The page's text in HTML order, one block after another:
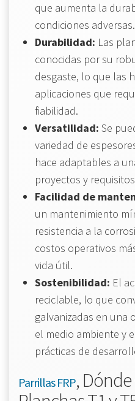
que aumenta la
condiciones adversas.
Durabilidad: Las
conocidas por su
desgaste, lo que las
aplicaciones que
fiabilidad.
Versatilidad: Se
variedad de
hace adaptables a
proyectos y
Facilidad de
un mantenimiento
resistencia a la
costos operativos
vida útil.
Sostenibilidad: El
reciclable, lo que
galvanizadas en una
el medio ambiente y
prácticas de
Parrillas FRP,